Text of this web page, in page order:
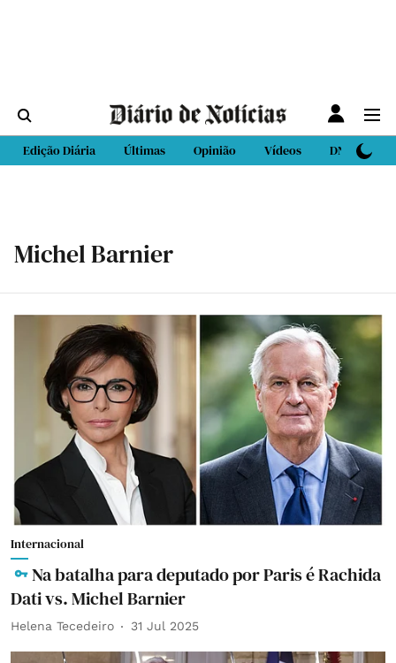
Edição Diária Últimas Opinião Vídeos DN Sport
Michel Barnier
Internacional
Na batalha para deputado por Paris é Rachida
Dati vs. Michel Barnier
Helena Tecedeiro 31 Jul 2025